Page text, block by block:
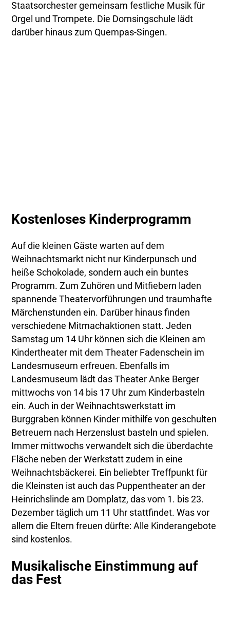
Staatsorchester gemeinsam festliche Musik für
Orgel und Trompete. Die Domsingschule lädt
darüber hinaus zum Quempas-Singen.
Kostenloses Kinderprogramm
Auf die kleinen Gäste warten auf dem
Weihnachtsmarkt nicht nur Kinderpunsch und
heiße Schokolade, sondern auch ein buntes
Programm. Zum Zuhören und Mitfiebern laden
spannende Theatervorführungen und traumhafte
Märchenstunden ein. Darüber hinaus finden
verschiedene Mitmachaktionen statt. Jeden
Samstag um 14 Uhr können sich die Kleinen am
Kindertheater mit dem Theater Fadenschein im
Landesmuseum erfreuen. Ebenfalls im
Landesmuseum lädt das Theater Anke Berger
mittwochs von 14 bis 17 Uhr zum Kinderbasteln
ein. Auch in der Weihnachtswerkstatt im
Burggraben können Kinder mithilfe von geschulten
Betreuern nach Herzenslust basteln und spielen.
Immer mittwochs verwandelt sich die überdachte
Fläche neben der Werkstatt zudem in eine
Weihnachtsbäckerei. Ein beliebter Treffpunkt für
die Kleinsten ist auch das Puppentheater an der
Heinrichslinde am Domplatz, das vom 1. bis 23.
Dezember täglich um 11 Uhr stattfindet. Was vor
allem die Eltern freuen dürfte: Alle Kinderangebote
sind kostenlos.
Musikalische Einstimmung auf
das Fest